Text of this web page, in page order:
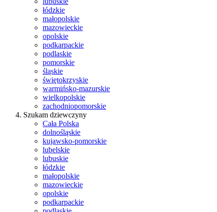
łódzkie
małopolskie
mazowieckie
opolskie
podkarpackie
podlaskie
pomorskie
śląskie
świętokrzyskie
warmińsko-mazurskie
wielkopolskie
zachodniopomorskie
Szukam dziewczyny
Cała Polska
dolnośląskie
kujawsko-pomorskie
lubelskie
lubuskie
łódzkie
małopolskie
mazowieckie
opolskie
podkarpackie